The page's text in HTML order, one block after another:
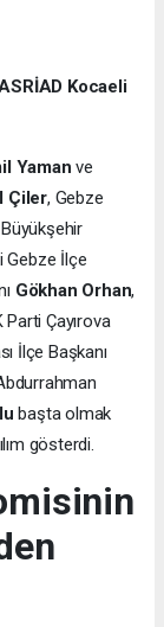
Kocaeli
Yaman ve
Çiler, Gebze
Gebze İlçe
Gökhan Orhan,
Parti Çayırova
İlçe Başkanı
başta olmak
gösterdi.